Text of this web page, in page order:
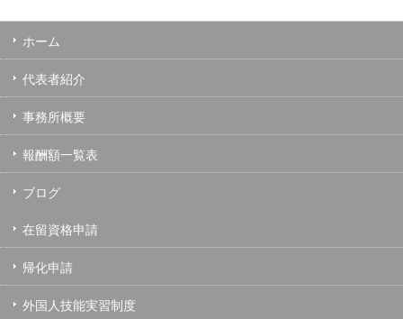
ホーム
代表者紹介
事務所概要
報酬額一覧表
ブログ
在留資格申請
帰化申請
外国人技能実習制度